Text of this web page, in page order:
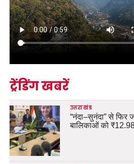
ट्रेंडिंग खबरें
उत्तराखंड
“नंदा–सुनंदा” से फिर
बालिकाओं को